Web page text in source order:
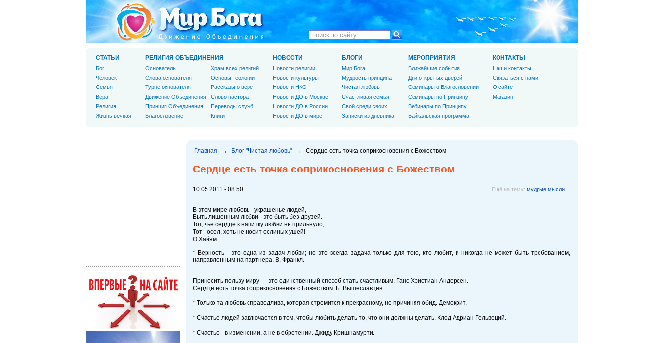
Главная → Блог "Чистая любовь" → Сердце есть точка соприкосновения с Божеством
Сердце есть точка соприкосновения с Божеством
10.05.2011 - 08:50 Ещё на тему: мудрые мысли
В этом мире любовь - украшенье людей,
Быть лишенным любви - это быть без друзей.
Тот, чье сердце к напитку любви не прильнуло,
Тот - осел, хоть не носит ослиных ушей!
О.Хайям.
* Верность - это одна из задач любви; но это всегда задача только для того, кто любит, и никогда не может быть требованием,
направленным на партнера. В. Франкл.
Приносить пользу миру — это единственный способ стать счастливым. Ганс Христиан Андерсен.
Сердце есть точка соприкосновения с Божеством. Б. Вышеславцев.
* Только та любовь справедлива, которая стремится к прекрасному, не причиняя обид. Демокрит.
* Счастье людей заключается в том, чтобы любить делать то, что они должны делать. Клод Адриан Гельвеций.
* Счастье - в изменении, а не в обретении. Джиду Кришнамурти.
СТАТЬИ
Бог
Человек
Cемья
Вера
Религия
Жизнь вечная
РЕЛИГИЯ ОБЪЕДИНЕНИЯ
Основатель
Слова основателя
Турне основателя
Движение Объединения
Принцип Объединения
Благословение
Храм всех религий
Основы теологии
Рассказы о вере
Слово пастора
Переводы служб
Книги
НОВОСТИ
Новости религии
Новости культуры
Новости НКО
Новости ДО в Москве
Новости ДО в России
Новости ДО в мире
БЛОГИ
Мир Бога
Мудрость принципа
Чистая любовь
Счастливая семья
Свой среди своих
Записки из дневника
МЕРОПРИЯТИЯ
Ближайшие события
Дни открытых дверей
Семинары о Благословении
Семинары по Принципу
Вебинары по Принципу
Байкальская программа
КОНТАКТЫ
Наши контакты
Связаться с нами
О сайте
Магазин